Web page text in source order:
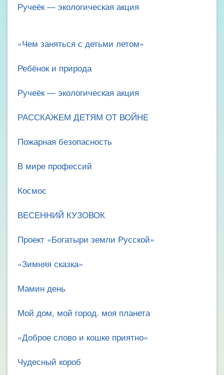
Ручеёк — экологическая акция
«Чем заняться с детьми летом»
Ребёнок и природа
Ручеёк — экологическая акция
РАССКАЖЕМ ДЕТЯМ ОТ ВОЙНЕ
Пожарная безопасность
В мире профессий
Космос
ВЕСЕННИЙ КУЗОВОК
Проект «Богатыри земли Русской»
«Зимняя сказка»
Мамин день
Мой дом, мой город. моя планета
«Доброе слово и кошке приятно»
Чудесный короб